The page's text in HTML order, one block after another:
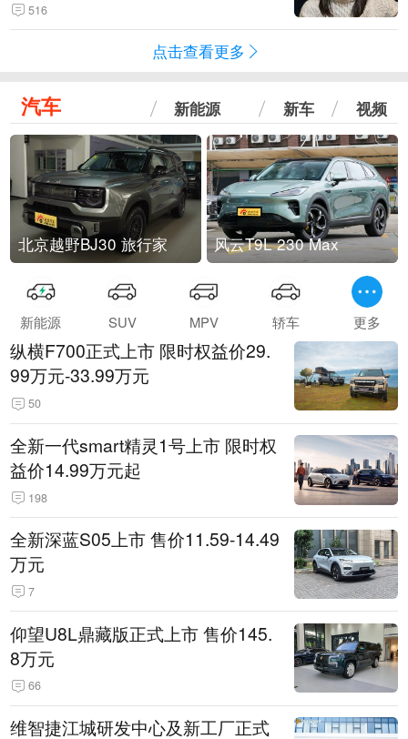
516
点击查看更多
汽车 新能源 新车 视频
北京越野BJ30 旅行家 风云T9L 230 Max
新能源 SUV MPV 轿车 更多
纵横F700正式上市 限时权益价29.
99万元-33.99万元
50
全新一代smart精灵1号上市 限时权
益价14.99万元起
198
全新深蓝S05上市 售价11.59-14.49
万元
7
仰望U8L鼎藏版正式上市 售价145.
8万元
66
维智捷江城研发中心及新工厂正式